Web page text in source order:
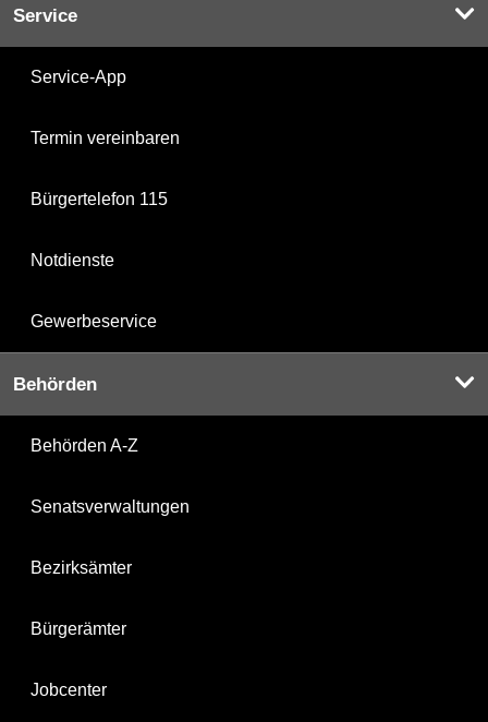
Service
Service-App
Termin vereinbaren
Bürgertelefon 115
Notdienste
Gewerbeservice
Behörden
Behörden A-Z
Senatsverwaltungen
Bezirksämter
Bürgerämter
Jobcenter